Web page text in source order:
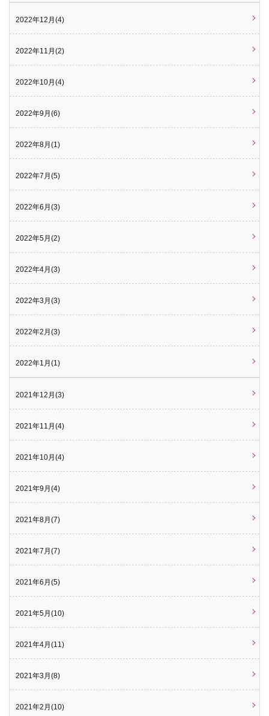
2022年12月(4)
2022年11月(2)
2022年10月(4)
2022年9月(6)
2022年8月(1)
2022年7月(5)
2022年6月(3)
2022年5月(2)
2022年4月(3)
2022年3月(3)
2022年2月(3)
2022年1月(1)
2021年12月(3)
2021年11月(4)
2021年10月(4)
2021年9月(4)
2021年8月(7)
2021年7月(7)
2021年6月(5)
2021年5月(10)
2021年4月(11)
2021年3月(8)
2021年2月(10)